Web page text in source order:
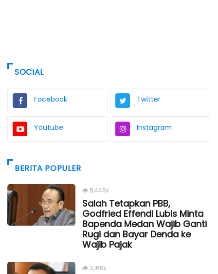
SOCIAL
Facebook Twitter
Youtube Instagram
BERITA POPULER
5,446x
Salah Tetapkan PBB,
Godfried Effendi Lubis Minta
Bapenda Medan Wajib Ganti
Rugi dan Bayar Denda ke
Wajib Pajak
3,168x